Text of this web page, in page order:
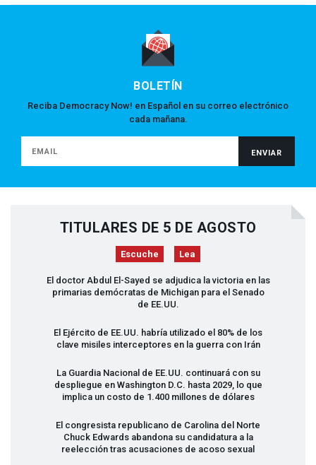
BOLETÍN
Reciba Democracy Now! en Español en su correo electrónico
cada mañana.
TITULARES DE 5 DE AGOSTO
Escuche Lea
El doctor Abdul El-Sayed se adjudica la victoria en las
primarias demócratas de Michigan para el Senado
de EE.UU.
El Ejército de EE.UU. habría utilizado el 80% de los
clave misiles interceptores en la guerra con Irán
La Guardia Nacional de EE.UU. continuará con su
despliegue en Washington D.C. hasta 2029, lo que
implica un costo de 1.400 millones de dólares
El congresista republicano de Carolina del Norte
Chuck Edwards abandona su candidatura a la
reelección tras acusaciones de acoso sexual